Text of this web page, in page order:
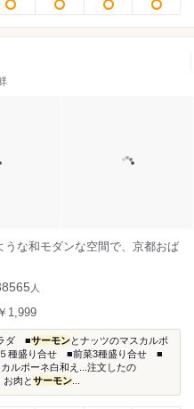
うな和モダンな空間で、京都おば
人
1,999
ダ ■サーモンとナッツのマスカルポ
種盛り合せ ■前菜3種盛り合せ ■
ルポーネ白和え...注文したの
肉とサーモン